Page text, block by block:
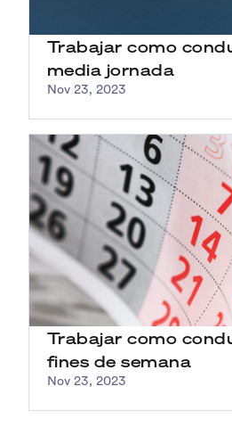
Trabajar como
media jornada
Nov 23, 2023
Trabajar como
fines de semana
Nov 23, 2023